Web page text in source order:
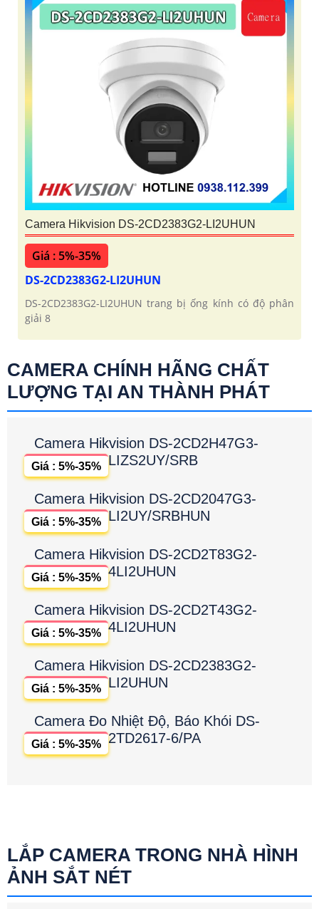
Camera Hikvision DS-2CD2383G2-LI2UHUN
Giá : 5%-35%
DS-2CD2383G2-LI2UHUN
DS-2CD2383G2-LI2UHUN trang bị ống kính có độ phân
giải 8
CAMERA CHÍNH HÃNG CHẤT
LƯỢNG TẠI AN THÀNH PHÁT
Camera Hikvision DS-2CD2H47G3-
LIZS2UY/SRB
Giá : 5%-35%
Camera Hikvision DS-2CD2047G3-
LI2UY/SRBHUN
Giá : 5%-35%
Camera Hikvision DS-2CD2T83G2-
4LI2UHUN
Giá : 5%-35%
Camera Hikvision DS-2CD2T43G2-
4LI2UHUN
Giá : 5%-35%
Camera Hikvision DS-2CD2383G2-
LI2UHUN
Giá : 5%-35%
Camera Đo Nhiệt Độ, Báo Khói DS-
2TD2617-6/PA
Giá : 5%-35%
LẮP CAMERA TRONG NHÀ HÌNH
ẢNH SẮT NÉT